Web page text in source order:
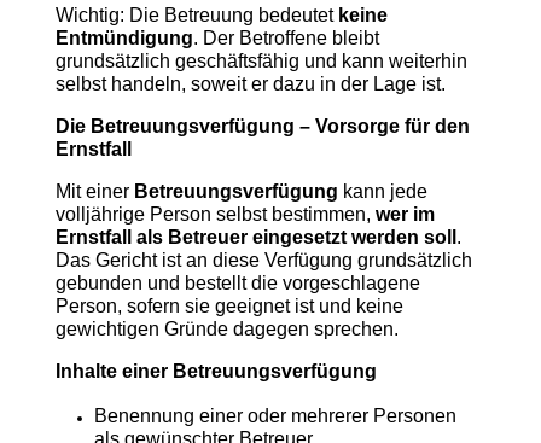
Wichtig: Die Betreuung bedeutet keine
Entmündigung. Der Betroffene bleibt
grundsätzlich geschäftsfähig und kann weiterhin
selbst handeln, soweit er dazu in der Lage ist.
Die Betreuungsverfügung – Vorsorge für den
Ernstfall
Mit einer Betreuungsverfügung kann jede
volljährige Person selbst bestimmen, wer im
Ernstfall als Betreuer eingesetzt werden soll .
Das Gericht ist an diese Verfügung grundsätzlich
gebunden und bestellt die vorgeschlagene
Person, sofern sie geeignet ist und keine
gewichtigen Gründe dagegen sprechen.
Inhalte einer Betreuungsverfügung
Benennung einer oder mehrerer Personen